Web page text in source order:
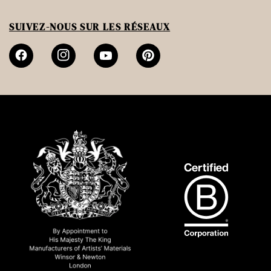
SUIVEZ-NOUS SUR LES RÉSEAUX